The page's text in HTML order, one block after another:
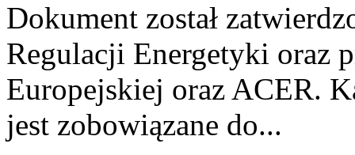
Dokument został
Regulacji Energetyki oraz
Europejskiej oraz ACER.
jest zobowiązane do...